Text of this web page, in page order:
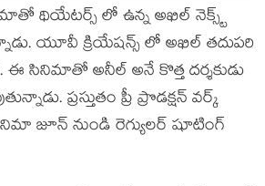
థియేటర్స్ లో ఉన్న అఖిల్ నెక్స్ట్
యూవీ క్రియేషన్స్ లో అఖిల్ తదుపరి
సినిమాతో అనీల్ అనే కొత్త దర్శకుడు
ప్రస్తుతం ప్రీ ప్రొడక్షన్ వర్క్
జూన్ నుండి రెగ్యులర్ షూటింగ్